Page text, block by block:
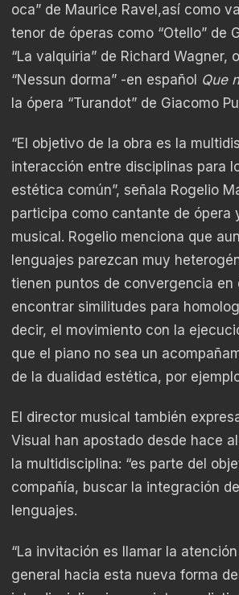
oca​” de Maurice Ravel,así como
tenor de óperas como “Otello” de
“La valquiria” de Richard Wagner,
“Nessun dorma” -en español Que
la ópera “Turandot” de Giacomo
“El objetivo de la obra es la
interacción entre disciplinas para
estética común”, señala Rogelio
participa como cantante de ópera
musical. Rogelio menciona que
lenguajes parezcan muy
tienen puntos de convergencia en
encontrar similitudes para
decir, el movimiento con la
que el piano no sea un
de la dualidad estética, por
El director musical también
Visual han apostado desde hace
la multidisciplina: “es parte del
compañía, buscar la integración
lenguajes.
“La invitación es llamar la
general hacia esta nueva forma